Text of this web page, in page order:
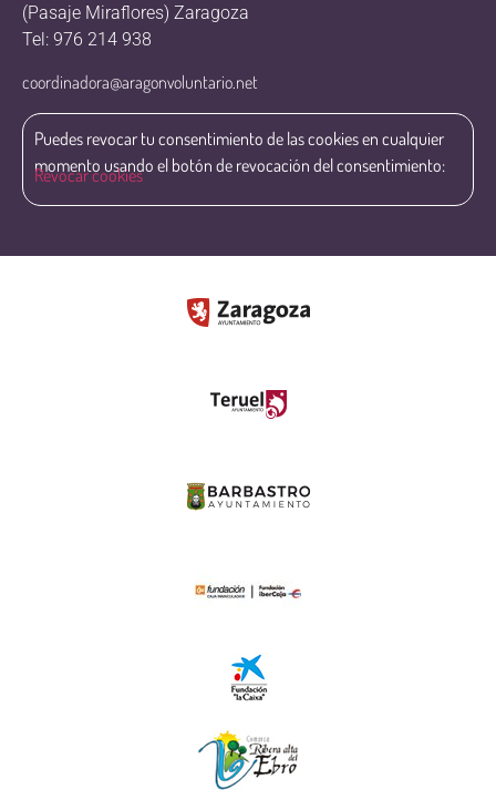
(Pasaje Miraflores) Zaragoza
Tel: 976 214 938
coordinadora@aragonvoluntario.net
Puedes revocar tu consentimiento de las cookies en cualquier
momento usando el botón de revocación del consentimiento:
Revocar cookies